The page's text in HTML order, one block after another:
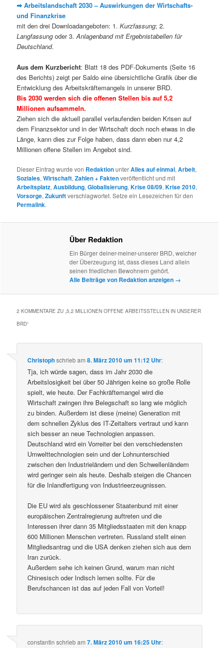
➡ Arbeitslandschaft 2030 – Auswirkungen der Wirtschafts-
und Finanzkrise
mit den drei Downloadangeboten: 1.Kurzfassung; 2.
Langfassung oder 3.Anlagenband mit Ergebnistabellen für
Deutschland.
Aus dem Kurzbericht: Blatt 18 des PDF-Dokuments (Seite 16
des Berichts) zeigt per Saldo eine übersichtliche Grafik über die
Entwicklung des Arbeitskräftemangels in unserer BRD.
Bis 2030 werden sich die offenen Stellen bis auf 5,2
Millionen aufsammeln.
Ziehen sich die aktuell parallel verlaufenden beiden Krisen auf
dem Finanzsektor und in der Wirtschaft doch noch etwas in die
Länge, kann dies zur Folge haben, dass dann eben nur 4,2
Millionen offene Stellen im Angebot sind.
Dieser Eintrag wurde von RedaktionunterAlles auf einmal,Arbeit,
Soziales,Wirtschaft,Zahlen + Faktenveröffentlicht und mit
Arbeitsplatz,Ausbildung,Globalisierung,Krise 08/09,Krise 2010,
Vorsorge,Zukunftverschlagwortet. Setze ein Lesezeichen für den
Permalink.
Über Redaktion
Ein Bürger deiner-meiner-unserer BRD, welcher
der Überzeugung ist, dass dieses Land allein
seinen friedlichen Bewohnern gehört.
Alle Beiträge von Redaktion anzeigen →
2 KOMMENTARE ZU „5,2 MILLIONEN OFFENE ARBEITSSTELLEN IN UNSERER
BRD“
Christophschriebam8. März 2010 um 11:12 Uhr:
Tja, ich würde sagen, dass im Jahr 2030 die
Arbeitslosigkeit bei über 50 Jährigen keine so große Rolle
spielt, wie heute. Der Fachkräftemangel wird die
Wirtschaft zwingen ihre Belegschaft so lang wie möglich
zu binden. Außerdem ist diese (meine) Generation mit
dem schnellen Zyklus des IT-Zeitalters vertraut und kann
sich besser an neue Technologien anpassen.
Deutschland wird ein Vorreiter bei den verschiedensten
Umwelttechnologien sein und der Lohnunterschied
zwischen den Industrieländern und den Schwellenländern
wird geringer sein als heute. Deshalb steigen die Chancen
für die Inlandfertigung von Industrieerzeugnissen.
Die EU wird als geschlossener Staatenbund mit einer
europäischen Zentralregierung auftreten und die
Interessen ihrer dann 35 Mitgliedsstaaten mit den knapp
600 Millionen Menschen vertreten. Russland stellt einen
Mitgliedsantrag und die USA denken ziehen sich aus dem
Iran zurück.
Außerdem sehe ich keinen Grund, warum man nicht
Chinesisch oder Indisch lernen sollte. Für die
Berufschancen ist das auf jeden Fall von Vorteil!
constantin schriebam7. März 2010 um 16:25 Uhr: